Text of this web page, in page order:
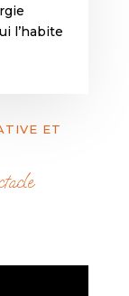
l’habite
ET